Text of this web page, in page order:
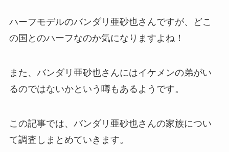
ハーフモデルのバンダリ亜砂也さんですが、どこ
の国とのハーフなのか気になりますよね！
また、バンダリ亜砂也さんにはイケメンの弟がい
るのではないかという噂もあるようです。
この記事では、バンダリ亜砂也さんの家族につい
て調査しまとめていきます。